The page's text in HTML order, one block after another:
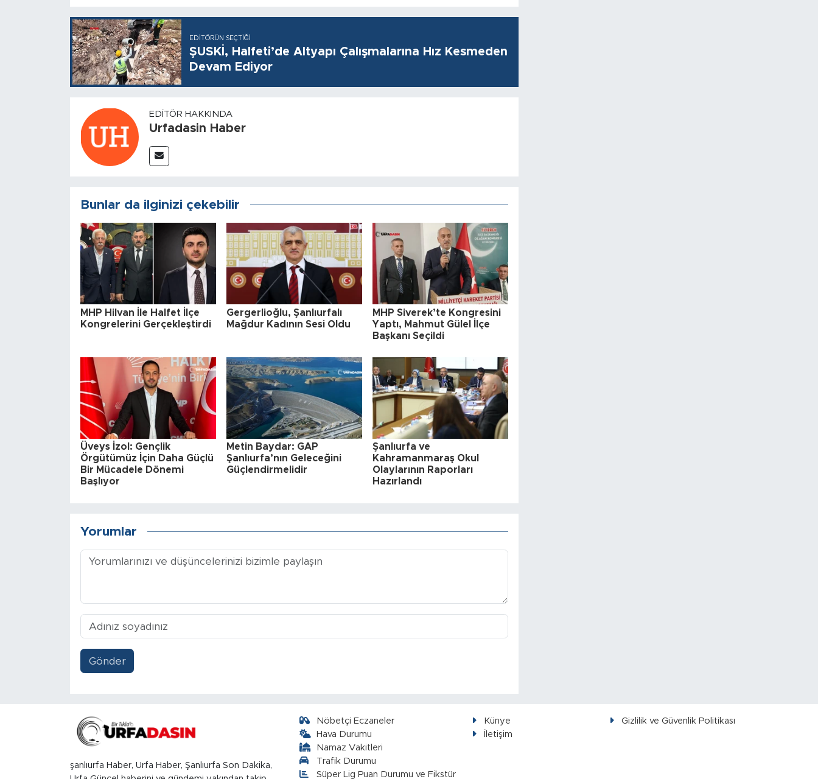
EDITÖRÜN SEÇTIĞI
ŞUSKİ, Halfeti’de Altyapı Çalışmalarına Hız Kesmeden
Devam Ediyor
EDITÖR HAKKINDA
Urfadasin Haber
Bunlar da ilginizi çekebilir
MHP Hilvan İle Halfet İlçe
Kongrelerini Gerçekleştirdi
Gergerlioğlu, Şanlıurfalı
Mağdur Kadının Sesi Oldu
MHP Siverek’te Kongresini
Yaptı, Mahmut Gülel İlçe
Başkanı Seçildi
Üveys İzol: Gençlik
Örgütümüz İçin Daha Güçlü
Bir Mücadele Dönemi
Başlıyor
Metin Baydar: GAP
Şanlıurfa’nın Geleceğini
Güçlendirmelidir
Şanlıurfa ve
Kahramanmaraş Okul
Olaylarının Raporları
Hazırlandı
Yorumlar
Gönder
şanlıurfa Haber, Urfa Haber, Şanlıurfa Son Dakika,
Nöbetçi Eczaneler
Hava Durumu
Namaz Vakitleri
Trafik Durumu
Süper Lig Puan Durumu ve Fikstür
Künye
Gizlilik ve Güvenlik Politikası
İletişim